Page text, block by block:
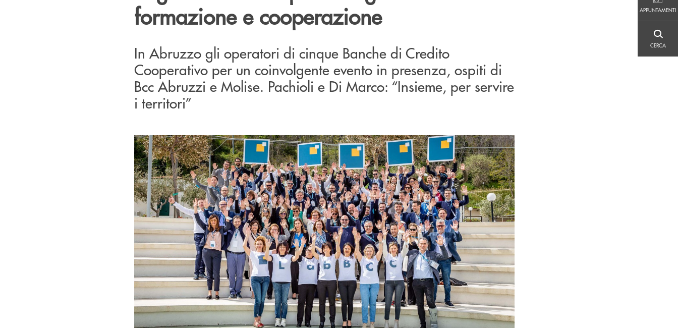
APPUNTAMENTI
CERCA
formazione e cooperazione
In Abruzzo gli operatori di cinque Banche di Credito
Cooperativo per un coinvolgente evento in presenza, ospiti di
Bcc Abruzzi e Molise. Pachioli e Di Marco: “Insieme, per servire
i territori”